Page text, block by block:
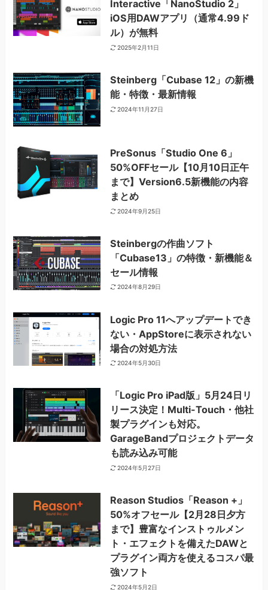
Interactive「NanoStudio 2」
iOS用DAWアプリ（通常4.99ド
ル）が無料
2025年2月11日
Steinberg「Cubase 12」の新機
能・特徴・最新情報
2024年11月27日
PreSonus「Studio One 6」
50%OFFセール【10月10日正午
まで】Version6.5新機能の内容
まとめ
2024年9月25日
Steinbergの作曲ソフト
「Cubase13」の特徴・新機能＆
セール情報
2024年8月29日
Logic Pro 11へアップデートでき
ない・AppStoreに表示されない
場合の対処方法
2024年5月30日
「Logic Pro iPad版」5月24日リ
リース決定！Multi-Touch・他社
製プラグインも対応。
GarageBandプロジェクトデータ
も読み込み可能
2024年5月27日
Reason Studios「Reason +」
50%オフセール【2月28日夕方
まで】豊富なインストゥルメン
ト・エフェクトを備えたDAWと
プラグイン両方を使えるコスパ最
強ソフト
2024年5月2日